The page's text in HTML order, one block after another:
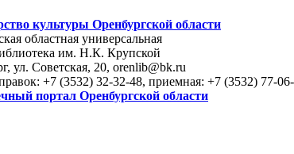
культуры Оренбургской области
областная универсальная
им. Н.К. Крупской
ул. Советская, 20, orenlib@bk.ru
+7 (3532) 32-32-48, приемная: +7 (3532) 77-
портал Оренбургской области